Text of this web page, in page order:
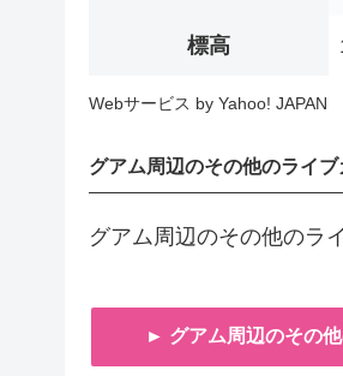
標高
Webサービス by Yahoo! JAPAN
グアム周辺のその他のライブ
グアム周辺のその他のラ
► グアム周辺のその